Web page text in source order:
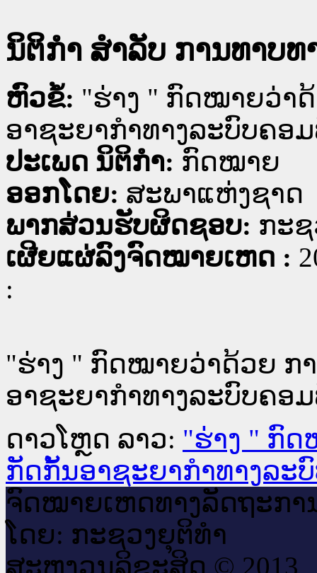
ນິຕິກໍາ ສໍາລັບ ການທາບທ
ຫົວຂໍ້: "ຮ່າງ " ກົດໝາຍວ່າ
ອາຊະຍາກຳທາງລະບົບຄອ
ປະເພດ ນິຕິກໍາ: ກົດໝາຍ
ອອກໂດຍ: ສະພາແຫ່ງຊາດ
ພາກສ່ວນຮັບຜິດຊອບ: ກະຊ
ເຜີຍແຜ່ລົງຈົດໝາຍເຫດ :
:
"ຮ່າງ " ກົດໝາຍວ່າດ້ວຍ ກ
ອາຊະຍາກຳທາງລະບົບຄອ
ດາວໂຫຼດ ລາວ: "ຮ່າງ " ກົ
ກັດກັ້ນອາຊະຍາກຳທາງລະ
ຈົດ​ໝາຍ​ເຫດ​ທາງ​ລັດ​ຖະ​ກາ
ໂດຍ: ກະ​ຊວງຍຸ​ຕິ​ທຳ
ສະ​ຫງວນ​ລິ​ຂະ​ສິດ © 2013